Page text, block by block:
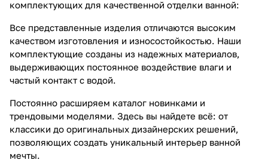
комплектующих для качественной отделки ванной:
Все представленные изделия отличаются высоким
качеством изготовления и износостойкостью. Наши
комплектующие созданы из надежных материалов,
выдерживающих постоянное воздействие влаги и
частый контакт с водой.
Постоянно расширяем каталог новинками и
трендовыми моделями. Здесь вы найдете всё: от
классики до оригинальных дизайнерских решений,
позволяющих создать уникальный интерьер ванной
мечты.